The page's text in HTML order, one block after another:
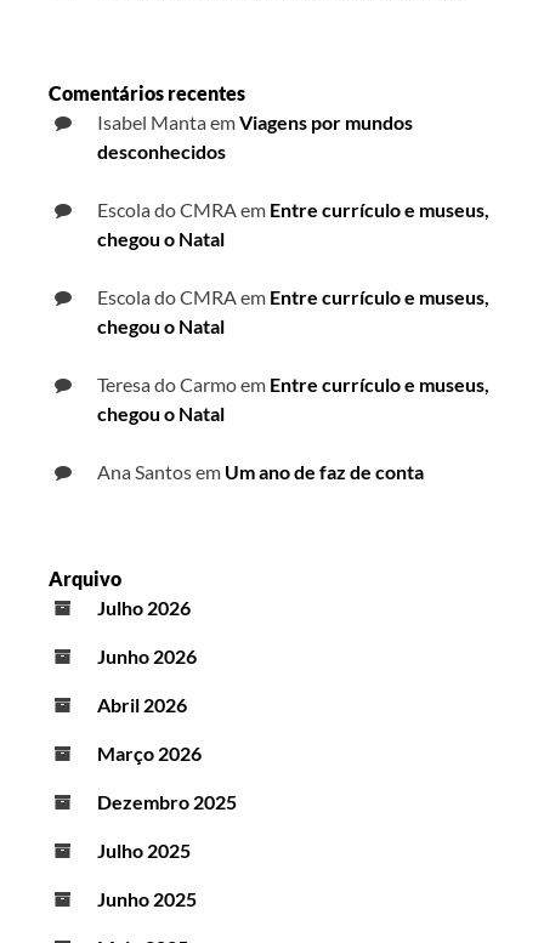
Comentários recentes
Isabel MantaemViagens por mundos
desconhecidos
Escola do CMRA em Entre currículo e museus,
chegou o Natal
Escola do CMRA em Entre currículo e museus,
chegou o Natal
Teresa do Carmoem Entre currículo e museus,
chegou o Natal
Ana Santosem Um ano de faz de conta
Arquivo
Julho 2026
Junho 2026
Abril 2026
Março 2026
Dezembro 2025
Julho 2025
Junho 2025